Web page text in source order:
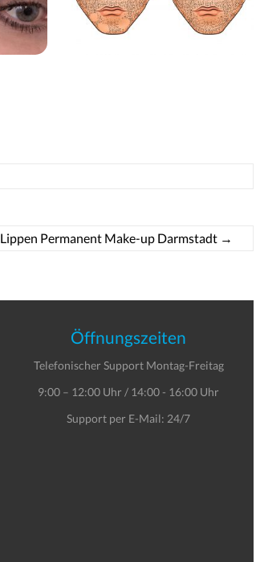
Lippen Permanent Make-up Darmstadt →
Öffnungszeiten
Telefonischer Support Montag-Freitag
9:00 – 12:00 Uhr / 14:00 - 16:00 Uhr
Support per E-Mail: 24/7